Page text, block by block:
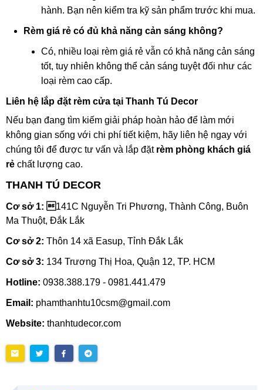
hành. Bạn nên kiểm tra kỹ sản phẩm trước khi mua.
Rèm giá rẻ có đủ khả năng cản sáng không?
Có, nhiều loại rèm giá rẻ vẫn có khả năng cản sáng
tốt, tuy nhiên không thể cản sáng tuyệt đối như các
loại rèm cao cấp.
Liên hệ lắp đặt rèm cửa tại Thanh Tú Decor
Nếu bạn đang tìm kiếm giải pháp hoàn hảo để làm mới
không gian sống với chi phí tiết kiệm, hãy liên hệ ngay với
chúng tôi để được tư vấn và lắp đặt rèm phòng khách giá
rẻ chất lượng cao.
THANH TÚ DECOR
Cơ sở 1: 141C Nguyễn Tri Phương, Thành Công, Buôn
Ma Thuột, Đắk Lắk
Cơ sở 2: Thôn 14 xã Easup, Tỉnh Đắk Lắk
Cơ sở 3: 134 Trương Thị Hoa, Quận 12, TP. HCM
Hotline: 0938.388.179 - 0981.441.479
Email: phamthanhtu10csm@gmail.com
Website: thanhtudecor.com